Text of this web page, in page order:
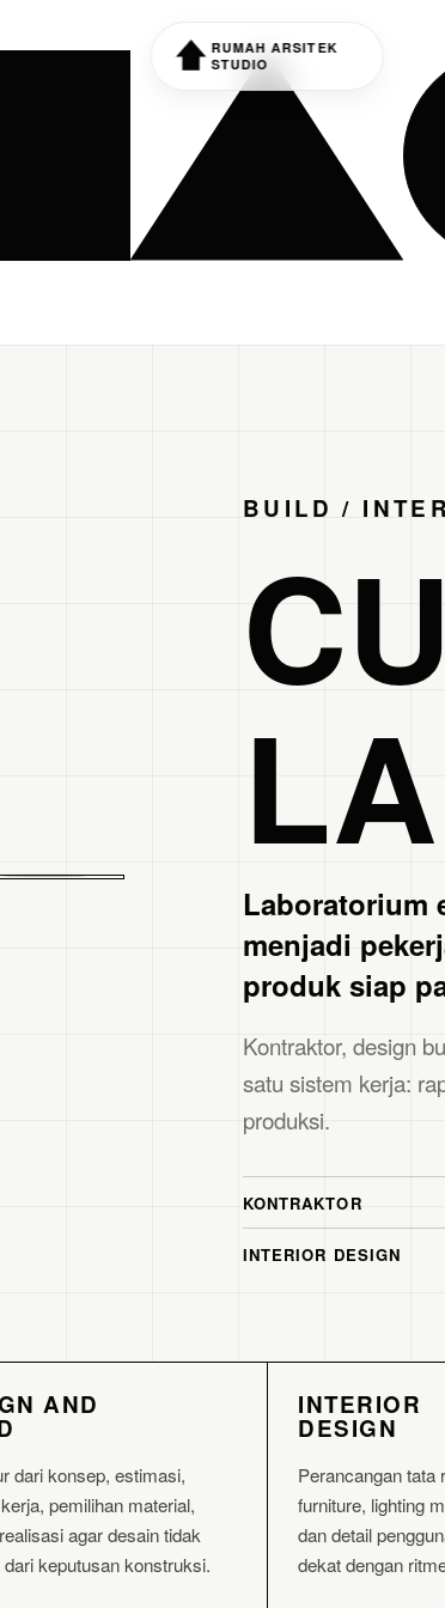
RUMAH ARSITEK
STUDIO
BUILD /
Laboratorium
menjadi
produk siap
Kontraktor, design
satu sistem kerja:
produksi.
KONTRAKTOR
INTERIOR DESIGN
AND
dari konsep, estimasi,
pemilihan material,
agar desain tidak
keputusan konstruksi.
INTERIOR
DESIGN
Perancangan tata
furniture, lighting
dan detail
dekat dengan